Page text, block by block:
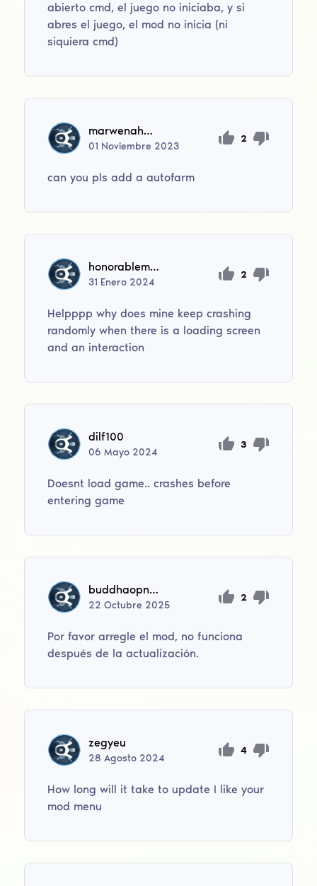
abierto cmd, el juego no iniciaba, y si
abres el juego, el mod no inicia (ni
siquiera cmd)
marwenahmed399
01 Noviembre 2023
2
can you pls add a autofarm
honorablementions494
31 Enero 2024
2
Helpppp why does mine keep crashing
randomly when there is a loading screen
and an interaction
dilf100
06Mayo 2024
3
Doesnt load game.. crashes before
entering game
buddhaopnopoi
22Octubre 2025
2
Por favor arregle el mod, no funciona
después de la actualización.
zegyeu
28Agosto 2024
4
How long will it take to update I like your
mod menu